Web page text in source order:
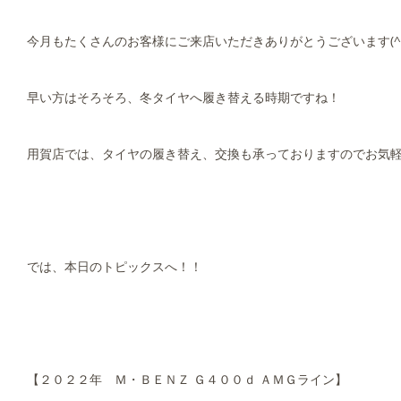
今月もたくさんのお客様にご来店いただきありがとうございます
早い方はそろそろ、冬タイヤへ履き替える時期ですね！
用賀店では、タイヤの履き替え、交換も承っておりますのでお気
では、本日のトピックスへ！！
【２０２２年 Ｍ・ＢＥＮＺ Ｇ４００ｄ ＡＭＧライン】